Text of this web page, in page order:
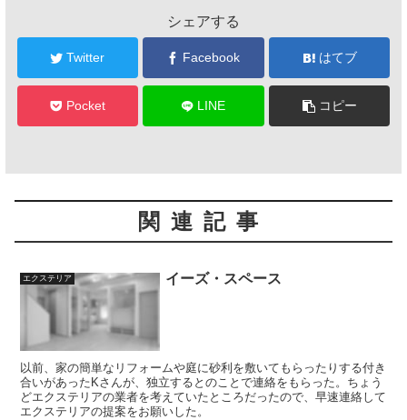
シェアする
Twitter Facebook はてブ
Pocket LINE コピー
関連記事
エクステリア イーズ・スペース
以前、家の簡単なリフォームや庭に砂利を敷いてもらったりする付き
合いがあったKさんが、独立するとのことで連絡をもらった。ちょう
どエクステリアの業者を考えていたところだったので、早速連絡して
エクステリアの提案をお願いした。